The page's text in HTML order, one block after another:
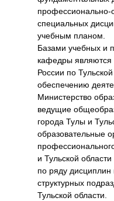
профессионально-
специальных
учебным планом.
Базами учебных и
кафедры
России по
обеспечению
Министерство
ведущие
города Тулы и
образовательные
и Тульской
по ряду дисциплин
структурных
Тульской области.